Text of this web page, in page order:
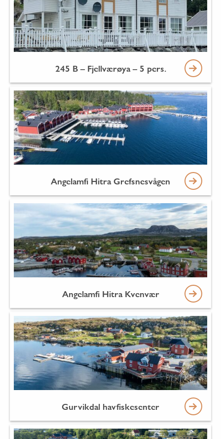
245 B – Fjellværøya – 5 pers.
Angelamfi Hitra Grefsnesvågen
Angelamfi Hitra Kvenvær
Gurvikdal havfiskesenter